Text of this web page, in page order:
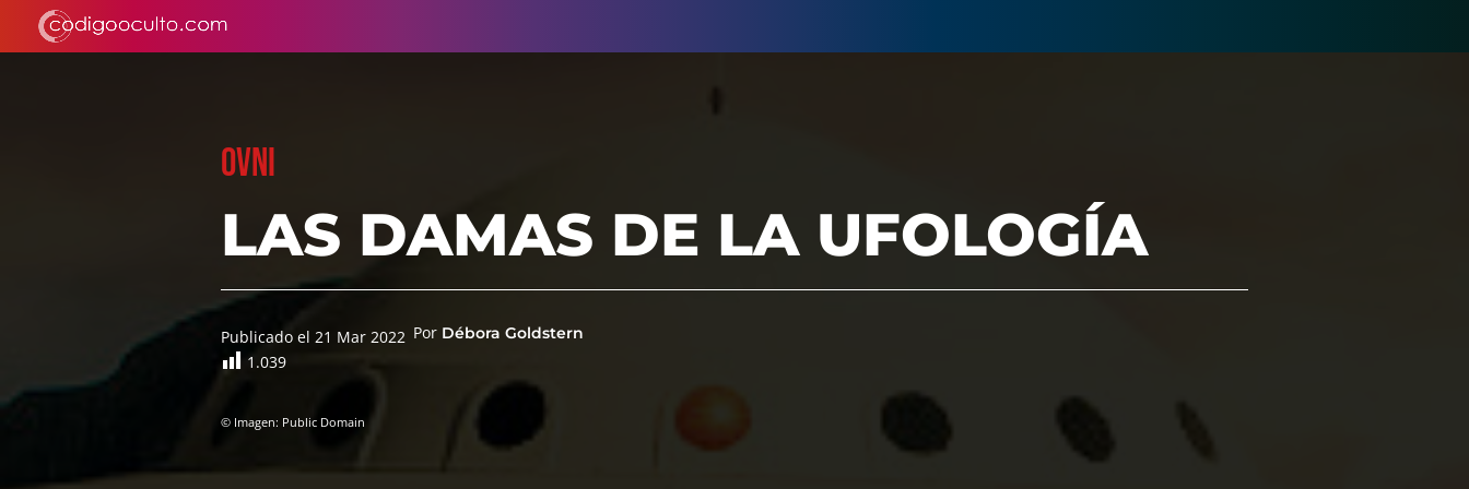
OVNI
LAS DAMAS DE LA UFOLOGÍA
Publicado el 21 Mar 2022 Por Débora Goldstern
1.039
© Imagen: Public Domain